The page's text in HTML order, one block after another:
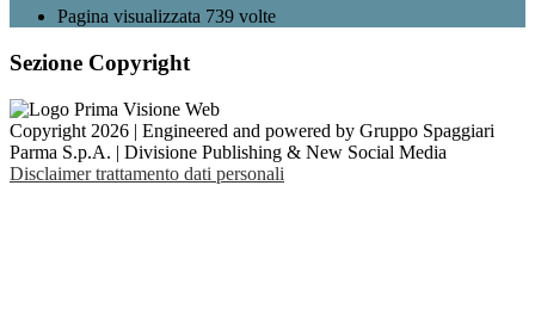
Pagina visualizzata 739 volte
Sezione Copyright
Copyright 2026 | Engineered and powered by Gruppo Spaggiari
Parma S.p.A. | Divisione Publishing & New Social Media
Disclaimer trattamento dati personali